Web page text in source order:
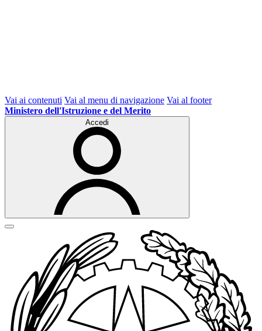
Vai ai contenuti Vai al menu di navigazione Vai al footer
Ministero dell'Istruzione e del Merito
Accedi